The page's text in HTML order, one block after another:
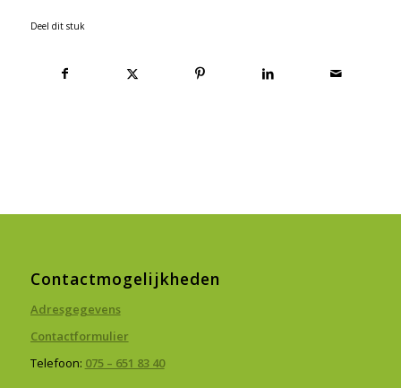
Deel dit stuk
Contactmogelijkheden
Adresgegevens
Contactformulier
Telefoon: 075 – 651 83 40